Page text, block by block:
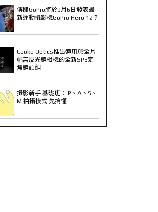
傳聞GoPro將於9月6日發表最
新運動攝影機GoPro Hero 12？
Cooke Optics推出適用於全片
幅無反光鏡相機的全新SP3定
焦鏡頭組
攝影新手 基礎班： P、A、S、
M 拍攝模式 先搞懂